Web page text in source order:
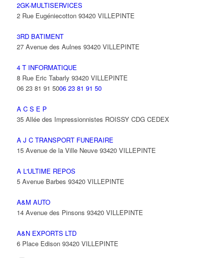
2GK-MULTISERVICES
2 Rue Eugéniecotton 93420 VILLEPINTE
3RD BATIMENT
27 Avenue des Aulnes 93420 VILLEPINTE
4 T INFORMATIQUE
8 Rue Eric Tabarly 93420 VILLEPINTE
06 23 81 91 5006 23 81 91 50
A C S E P
35 Allée des Impressionnistes ROISSY CDG CEDEX
A J C TRANSPORT FUNERAIRE
15 Avenue de la Ville Neuve 93420 VILLEPINTE
A L'ULTIME REPOS
5 Avenue Barbes 93420 VILLEPINTE
A&M AUTO
14 Avenue des Pinsons 93420 VILLEPINTE
A&N EXPORTS LTD
6 Place Edison 93420 VILLEPINTE